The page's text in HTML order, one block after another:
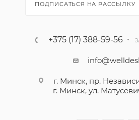
ПОДПИСАТЬСЯ НА РАССЫЛКУ
+375 (17) 388-59-56
г. Минск, пр.
г. Минск, ул.